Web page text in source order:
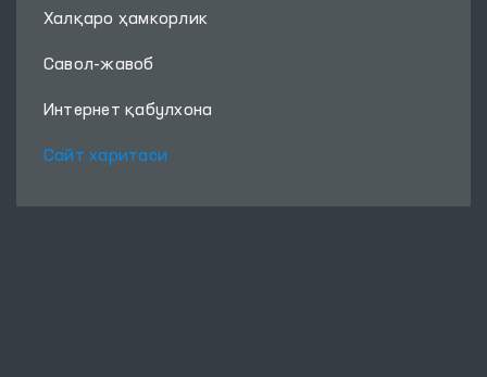
Халқаро ҳамкорлик
Савол-жавоб
Интернет қабулхона
Сайт харитаси